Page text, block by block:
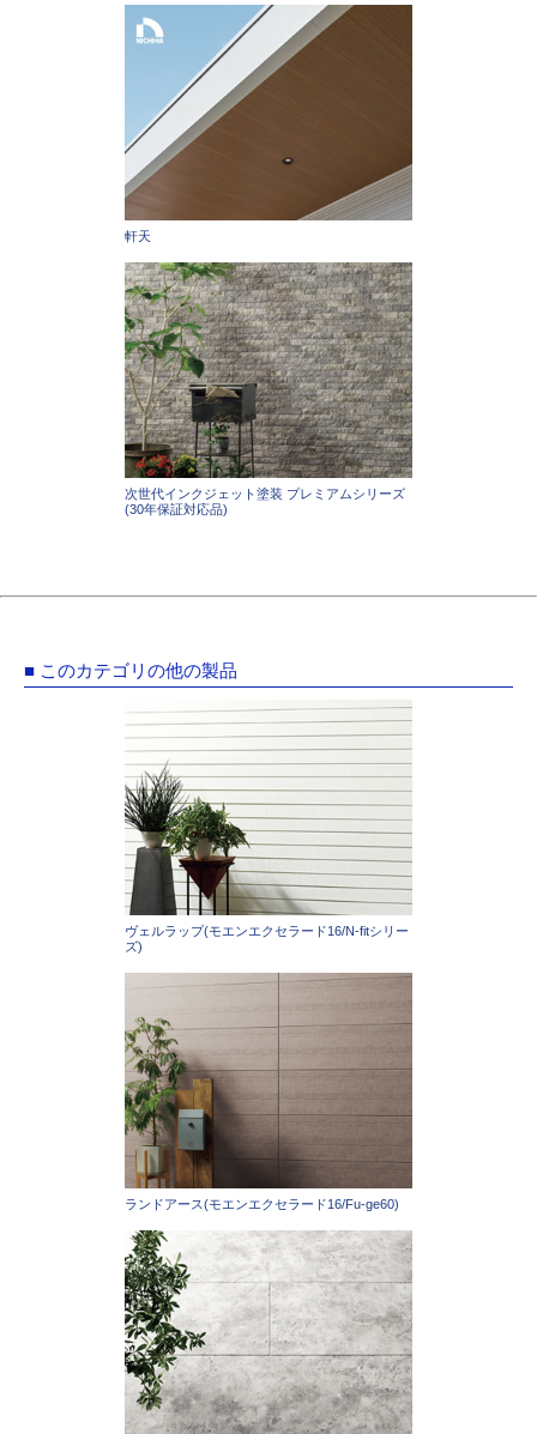
軒天
次世代インクジェット塗装 プレミアムシリーズ
(30年保証対応品)
■ このカテゴリの他の製品
ヴェルラップ(モエンエクセラード16/N-fitシリー
ズ)
ランドアース(モエンエクセラード16/Fu-ge60)